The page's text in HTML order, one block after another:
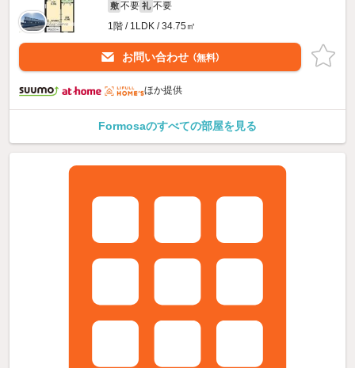
敷 不要 礼 不要
1階 / 1LDK / 34.75㎡
お問い合わせ （無料）
ほか提供
Formosaのすべての部屋を見る